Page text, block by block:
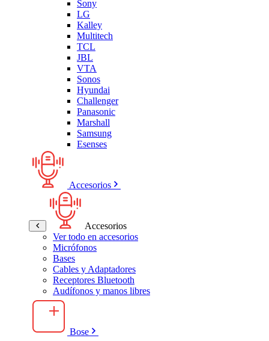
Sony
LG
Kalley
Multitech
TCL
JBL
VTA
Sonos
Hyundai
Challenger
Panasonic
Marshall
Samsung
Esenses
Accesorios
Accesorios
Ver todo en accesorios
Micrófonos
Bases
Cables y Adaptadores
Receptores Bluetooth
Audífonos y manos libres
Bose